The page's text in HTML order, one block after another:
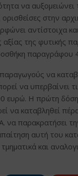
να
στην
αντίστοιχα
της φυτικής
να
να υπερβαίνει
ευρώ. Η πρώτη δόση
να καταβληθεί
να παρακρατήσει
αυτή του
και